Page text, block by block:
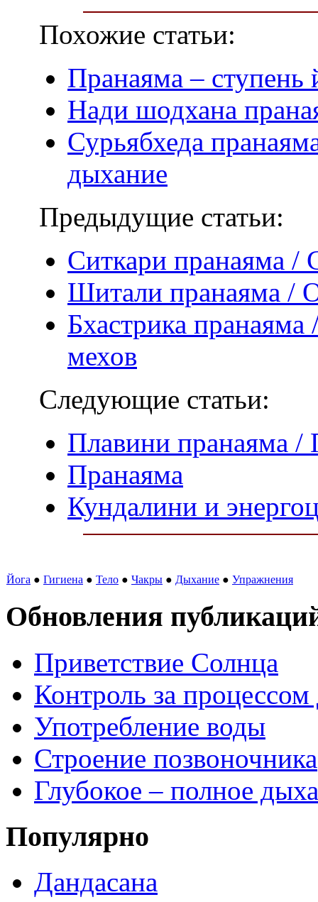
Похожие статьи:
Пранаяма – ступень
Нади шодхана
Сурьябхеда
дыхание
Предыдущие статьи:
Ситкари пранаяма /
Шитали пранаяма /
Бхастрика
мехов
Следующие статьи:
Плавини пранаяма /
Пранаяма
Кундалини и
Йога ● Гигиена ● Тело ● Чакры ● Дыхание ● Упражнения
Обновления
Приветствие Солнца
Контроль за
Употребление воды
Строение позвоночника
Глубокое – полное
Популярно
Дандасана